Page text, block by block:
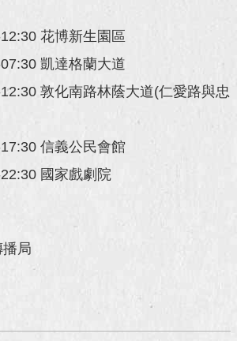
花博新生園區
凱達格蘭大道
敦化南路林蔭大道(仁愛路與忠
信義公民會館
國家戲劇院
局